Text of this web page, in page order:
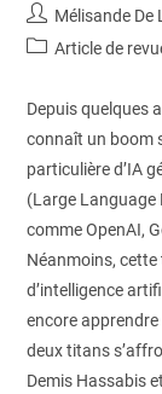
Mélisande De
Article de
Depuis quelques
connaît un boom
particulière d’IA
(Large Language
comme OpenAI,
Néanmoins,
d’intelligence
encore apprendre
deux titans
Demis Hassabis